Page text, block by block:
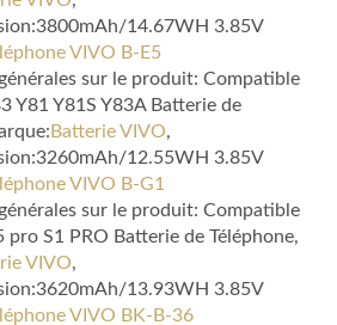
14.67WH 3.85V
VIVO B-E5
sur le produit: Compatible
Y81 Y81S Y83A Batterie de
Batterie VIVO,
12.55WH 3.85V
VIVO B-G1
sur le produit: Compatible
pro S1 PRO Batterie de Téléphone,
VIVO,
13.93WH 3.85V
VIVO BK-B-36